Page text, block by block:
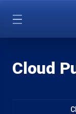
Cloud